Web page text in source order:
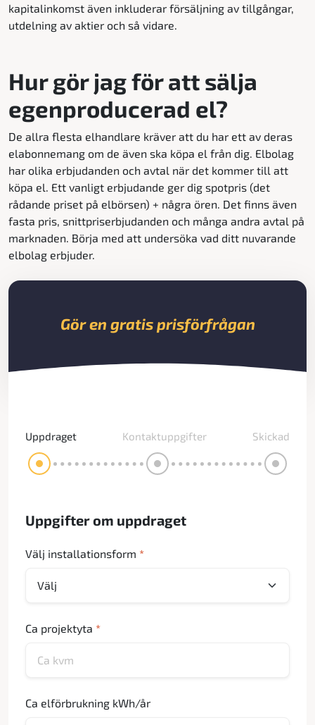
kapitalinkomst även inkluderar försäljning av tillgångar,
utdelning av aktier och så vidare.
Hur gör jag för att sälja
egenproducerad el?
De allra flesta elhandlare kräver att du har ett av deras
elabonnemang om de även ska köpa el från dig. Elbolag
har olika erbjudanden och avtal när det kommer till att
köpa el. Ett vanligt erbjudande ger dig spotpris (det
rådande priset på elbörsen) + några ören. Det finns även
fasta pris, snittpriserbjudanden och många andra avtal på
marknaden. Börja med att undersöka vad ditt nuvarande
elbolag erbjuder.
Gör en gratis prisförfrågan
Uppdraget Kontaktuppgifter Skickad
Uppgifter om uppdraget
Välj installationsform *
Ca projektyta *
Ca elförbrukning kWh/år